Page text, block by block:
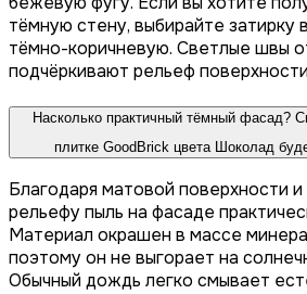
тёмную стену, выбирайте затирку
тёмно-коричневую. Светлые швы
подчёркивают рельеф
Насколько практичный тёмный фасад?
плитке GoodBrick цвета Шоколад
Благодаря матовой поверхности
рельефу пыль на фасаде
Материал окрашен в массе
поэтому он не выгорает на
Обычный дождь легко смывает